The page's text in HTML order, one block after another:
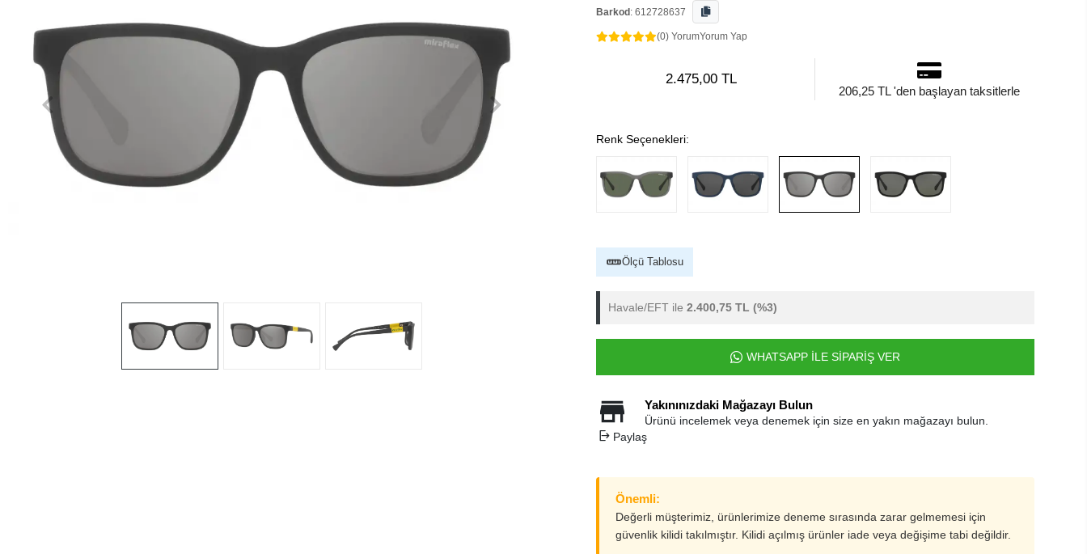
Barkod : 612728637
(0) YorumYorum Yap
2.475,00 TL
206,25 TL 'den başlayan taksitlerle
Renk Seçenekleri:
Ölçü Tablosu
Havale/EFT ile 2.400,75 TL (%3)
WHATSAPP İLE SİPARİŞ VER
Yakınınızdaki Mağazayı Bulun
Ürünü incelemek veya denemek için size en yakın mağazayı bulun.
Paylaş
Önemli:
Değerli müşterimiz, ürünlerimize deneme sırasında zarar gelmemesi için
güvenlik kilidi takılmıştır. Kilidi açılmış ürünler iade veya değişime tabi değildir.